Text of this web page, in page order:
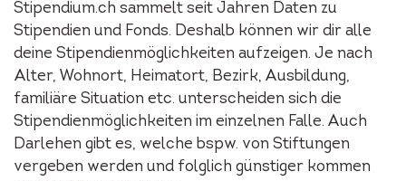
Stipendium.ch sammelt seit Jahren Daten zu
Stipendien und Fonds. Deshalb können wir dir alle
deine Stipendienmöglichkeiten aufzeigen. Je nach
Alter, Wohnort, Heimatort, Bezirk, Ausbildung,
familiäre Situation etc. unterscheiden sich die
Stipendienmöglichkeiten im einzelnen Falle. Auch
Darlehen gibt es, welche bspw. von Stiftungen
vergeben werden und folglich günstiger kommen